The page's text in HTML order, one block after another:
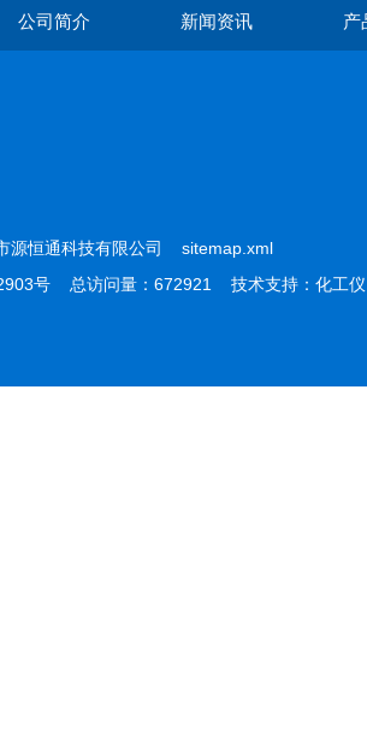
公司简介 新闻资讯 产
源恒通科技有限公司 sitemap.xml
号 总访问量：672921 技术支持： 化工仪